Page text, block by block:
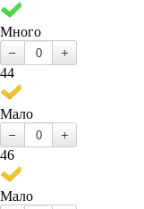
Много
44
Мало
46
Мало